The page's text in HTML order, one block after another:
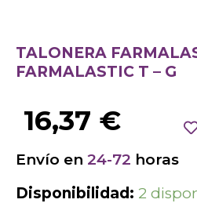
TALONERA
FARMALASTIC T – G
16,37 €
Envío en 24-72 horas
Disponibilidad: 2